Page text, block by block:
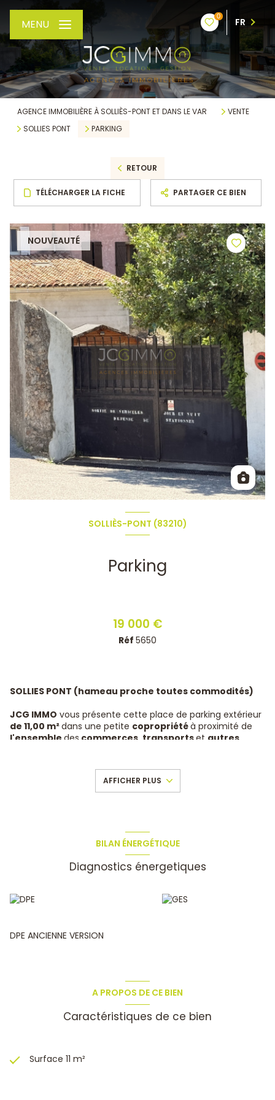
0
FR
MENU
AGENCE IMMOBILIÈRE À SOLLIÈS-PONT ET DANS LE VAR
VENTE
SOLLIES PONT
PARKING
RETOUR
TÉLÉCHARGER LA FICHE PARTAGER CE BIEN
NOUVEAUTÉ
SOLLIÈS-PONT (83210)
Parking
19 000 €
Réf 5650
SOLLIES PONT (hameau proche toutes commodités)
JCG IMMO vous présente cette place de parking extérieur
de 11,00 m²dans une petite copropriétéà proximité de
l'ensemble des commerces, transportset autres
Il est situé dans un espace fermé à l'entrée d'un hameau
et à faible distances de l'ensemble des habitations.
(dont 5 lots à usage d'habitation).
: 12/1000 èmes de copropriété et de charges.
Le prix affiché inclus les honoraires d'agence. Jacques de
AFFICHER PLUS
BILAN ÉNERGÉTIQUE
Diagnostics énergetiques
DPE ANCIENNE VERSION
A PROPOS DE CE BIEN
Caractéristiques de ce bien
Surface 11 m²